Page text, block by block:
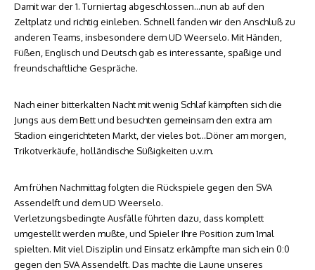
Damit war der 1. Turniertag abgeschlossen…nun ab auf den
Zeltplatz und richtig einleben. Schnell fanden wir den Anschluß zu
anderen Teams, insbesondere dem UD Weerselo. Mit Händen,
Füßen, Englisch und Deutsch gab es interessante, spaßige und
freundschaftliche Gespräche.
Nach einer bitterkalten Nacht mit wenig Schlaf kämpften sich die
Jungs aus dem Bett und besuchten gemeinsam den extra am
Stadion eingerichteten Markt, der vieles bot…Döner am morgen,
Trikotverkäufe, holländische Süßigkeiten u.v.m.
Am frühen Nachmittag folgten die Rückspiele gegen den SVA
Assendelft und dem UD Weerselo.
Verletzungsbedingte Ausfälle führten dazu, dass komplett
umgestellt werden mußte, und Spieler Ihre Position zum 1mal
spielten. Mit viel Disziplin und Einsatz erkämpfte man sich ein 0:0
gegen den SVA Assendelft. Das machte die Laune unseres